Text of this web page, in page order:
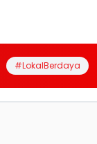
#LokalBerdaya